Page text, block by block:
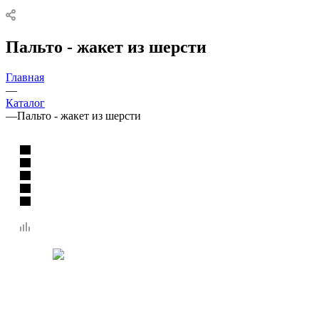
Пальто - жакет из шерсти
Главная
—
Каталог
—Пальто - жакет из шерсти